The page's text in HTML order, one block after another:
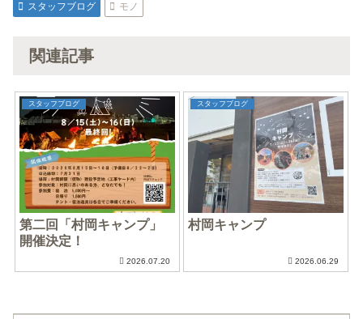
スタッフブログ モノ
関連記事
スタッフブログ
第二回「村岡キャンプ」
開催決定！
2026.07.20
スタッフブログ
村岡キャンプ
2026.06.29